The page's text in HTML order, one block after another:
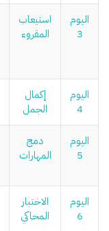
اليوم
3
استيعاب
المقروء
اليوم
4
إكمال
الجمل
اليوم
5
دمج
المهارات
اليوم
6
الاختبار
المحاكي